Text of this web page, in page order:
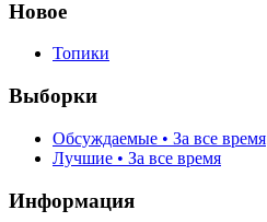
Новое
Топики
Выборки
Обсуждаемые • За все время
Лучшие • За все время
Информация